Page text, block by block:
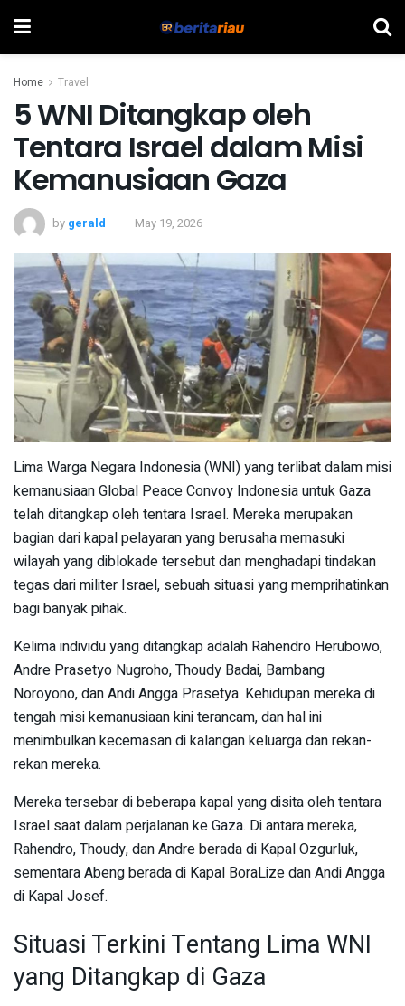
Home Travel
5 WNI Ditangkap oleh
Tentara Israel dalam Misi
Kemanusiaan Gaza
by gerald May 19, 2026
Lima Warga Negara Indonesia (WNI) yang terlibat dalam misi
kemanusiaan Global Peace Convoy Indonesia untuk Gaza
telah ditangkap oleh tentara Israel. Mereka merupakan
bagian dari kapal pelayaran yang berusaha memasuki
wilayah yang diblokade tersebut dan menghadapi tindakan
tegas dari militer Israel, sebuah situasi yang memprihatinkan
bagi banyak pihak.
Kelima individu yang ditangkap adalah Rahendro Herubowo,
Andre Prasetyo Nugroho, Thoudy Badai, Bambang
Noroyono, dan Andi Angga Prasetya. Kehidupan mereka di
tengah misi kemanusiaan kini terancam, dan hal ini
menimbulkan kecemasan di kalangan keluarga dan rekan-
rekan mereka.
Mereka tersebar di beberapa kapal yang disita oleh tentara
Israel saat dalam perjalanan ke Gaza. Di antara mereka,
Rahendro, Thoudy, dan Andre berada di Kapal Ozgurluk,
sementara Abeng berada di Kapal BoraLize dan Andi Angga
di Kapal Josef.
Situasi Terkini Tentang Lima WNI
yang Ditangkap di Gaza